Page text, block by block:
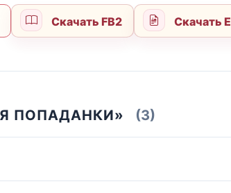
Скачать FB2 Скачать
ПОПАДАНКИ» (3)